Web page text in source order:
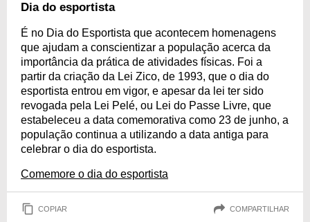
Dia do esportista
É no Dia do Esportista que acontecem homenagens
que ajudam a conscientizar a população acerca da
importância da prática de atividades físicas. Foi a
partir da criação da Lei Zico, de 1993, que o dia do
esportista entrou em vigor, e apesar da lei ter sido
revogada pela Lei Pelé, ou Lei do Passe Livre, que
estabeleceu a data comemorativa como 23 de junho, a
população continua a utilizando a data antiga para
celebrar o dia do esportista.
Comemore o dia do esportista
COPIAR COMPARTILHAR